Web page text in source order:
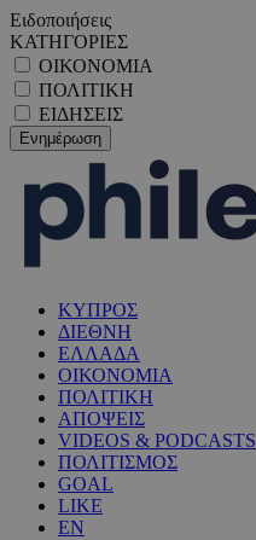
Ειδοποιήσεις
ΚΑΤΗΓΟΡΙΕΣ
ΟΙΚΟΝΟΜΙΑ
ΠΟΛΙΤΙΚΗ
ΕΙΔΗΣΕΙΣ
ΚΥΠΡΟΣ
ΔΙΕΘΝΗ
ΕΛΛΑΔΑ
ΟΙΚΟΝΟΜΙΑ
ΠΟΛΙΤΙΚΗ
ΑΠΟΨΕΙΣ
VIDEOS & PODCASTS
ΠΟΛΙΤΙΣΜΟΣ
GOAL
LIKE
EN